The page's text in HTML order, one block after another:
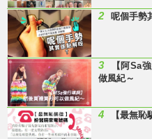
2 呢個手勢
3
【阿Sa
做風紀～
4 【最無